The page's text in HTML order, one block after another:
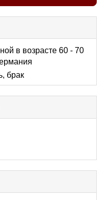
в возрасте 60 - 70
брак
to